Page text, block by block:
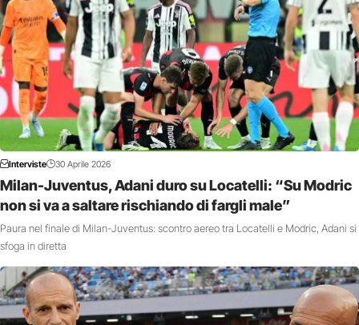
Interviste 30 Aprile 2026
Milan-Juventus, Adani duro su Locatelli: “Su Modric
non si va a saltare rischiando di fargli male”
Paura nel finale di Milan-Juventus: scontro aereo tra Locatelli e Modric, Adani si
sfoga in diretta